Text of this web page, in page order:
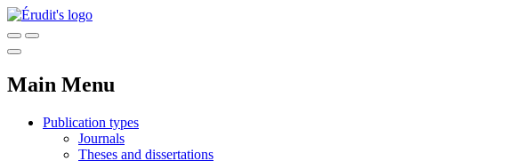
Main Menu
Publication types
Journals
Theses and dissertations